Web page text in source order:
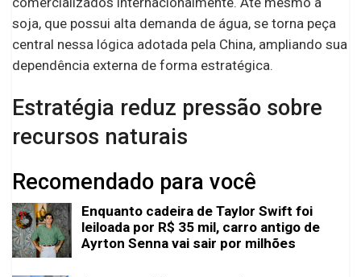
soja, que possui alta demanda de água, se torna peça
central nessa lógica adotada pela China, ampliando sua
dependência externa de forma estratégica.
Estratégia reduz pressão sobre
recursos naturais
Recomendado para você
Enquanto cadeira de Taylor Swift foi
leiloada por R$ 35 mil, carro antigo de
Ayrton Senna vai sair por milhões